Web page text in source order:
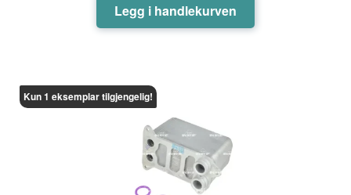
Legg i handlekurven
Kun 1 eksemplar tilgjengelig!